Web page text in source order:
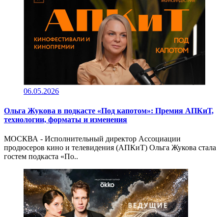
06.05.2026
Ольга Жукова в подкасте «Под капотом»: Премия АПКиТ,
технологии, форматы и изменения
МОСКВА - Исполнительный директор Ассоциации
продюсеров кино и телевидения (АПКиТ) Ольга Жукова стала
гостем подкаста «По..